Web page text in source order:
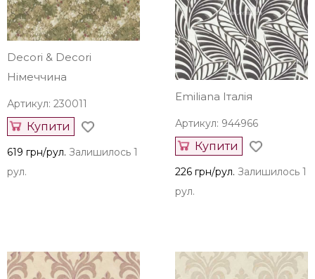
Decori & Decori
Німеччина
Артикул: 230011
Купити
619 грн/рул. Залишилось 1
рул.
Emiliana Італія
Артикул: 944966
Купити
226 грн/рул. Залишилось 1
рул.